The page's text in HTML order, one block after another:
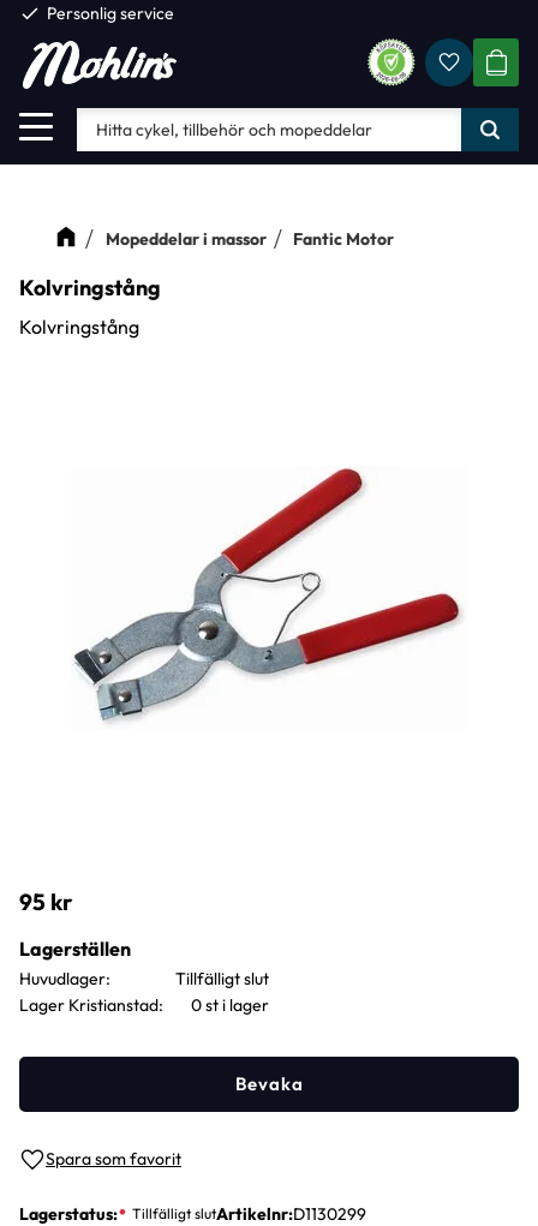
Meny
check Personlig service
Mopeddelar i massor Fantic Motor
Kolvringstång
Kolvringstång
95 kr
Lägg till i favoriter
Bevaka
Lagerstatus Artikelnr D1130299
Lagerställen
Huvudlager
Lager Kristianstad
0 st i lager